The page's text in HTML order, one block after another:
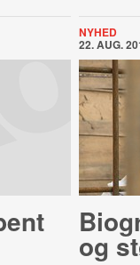
NYHED
22. AUG.
og